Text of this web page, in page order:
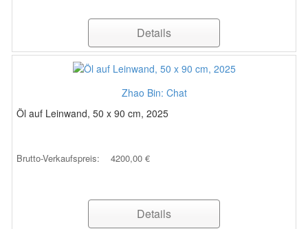
Details
Zhao Bin: Chat
Öl auf Leinwand, 50 x 90 cm, 2025
Brutto-Verkaufspreis: 4200,00 €
Details